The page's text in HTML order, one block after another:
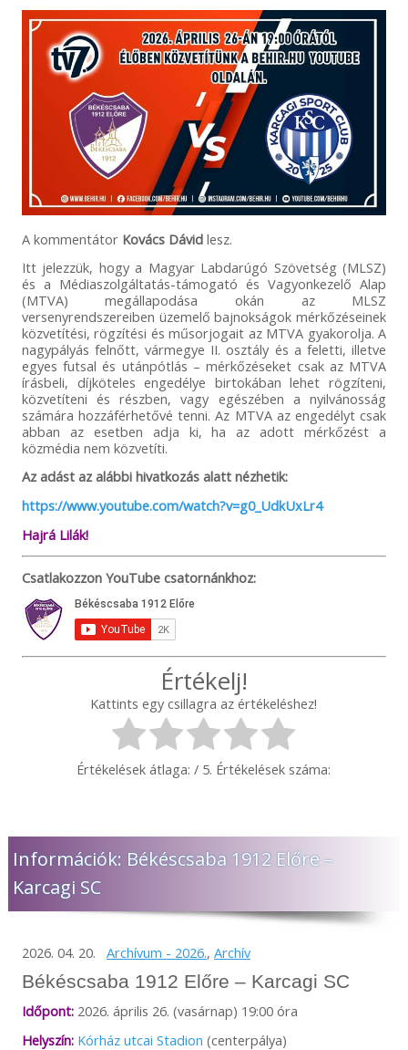
A kommentátor Kovács Dávidlesz.
Itt jelezzük, hogy a Magyar Labdarúgó Szövetség (MLSZ)
és a Médiaszolgáltatás-támogató és Vagyonkezelő Alap
(MTVA) megállapodása okán az MLSZ
versenyrendszereiben üzemelő bajnokságok mérkőzéseinek
közvetítési, rögzítési és műsorjogait az MTVA gyakorolja. A
nagypályás felnőtt, vármegye II. osztály és a feletti, illetve
egyes futsal és utánpótlás – mérkőzéseket csak az MTVA
írásbeli, díjköteles engedélye birtokában lehet rögzíteni,
közvetíteni és részben, vagy egészében a nyilvánosság
számára hozzáférhetővé tenni. Az MTVA az engedélyt csak
abban az esetben adja ki, ha az adott mérkőzést a
közmédia nem közvetíti.
Az adást az alábbi hivatkozás alatt nézhetik:
https://www.youtube.com/watch?v=g0_UdkUxLr4
Hajrá Lilák!
Csatlakozzon YouTube csatornánkhoz:
Értékelj!
Kattints egy csillagra az értékeléshez!
Értékelések átlaga:/ 5. Értékelések száma:
Információk: Békéscsaba 1912 Előre –
Karcagi SC
2026. 04. 20. Archívum - 2026., Archív
Békéscsaba 1912 Előre – Karcagi SC
Időpont:2026. április 26. (vasárnap) 19:00 óra
Helyszín: Kórház utcai Stadion (centerpálya)